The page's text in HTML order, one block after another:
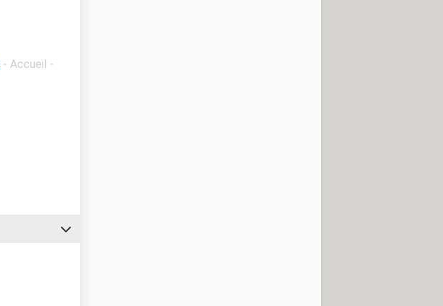
- Accueil -